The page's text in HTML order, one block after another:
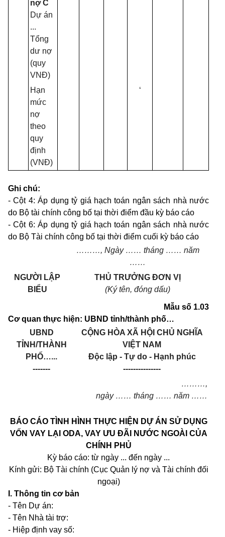
nợ C
Dự án
...
Tổng
dư nợ
(quy
VNĐ)
Hạn
mức
nợ
theo
quy
định
(VNĐ)
‘
Ghi chú:
- Cột 4: Áp dụng tỷ giá hạch toán ngân sách nhà nước
do Bộ tài chính công bố tại thời điểm đầu kỳ báo cáo
- Cột 6: Áp dụng tỷ giá hạch toán ngân sách nhà nước
do Bộ Tài chính công bố tại thời điểm cuối kỳ báo cáo
………, Ngày…… tháng…… năm
……
NGƯỜI LẬP
BIỂU
THỦ TRƯỞNG ĐƠN VỊ
(Kýtên, đóng dấu)
Mẫu số 1.03
Cơ quan thực hiện: UBND tỉnh/thành phố…
UBND
TỈNH/THÀNH
PHỐ…...
-------
CỘNG HÒA XÃ HỘI CHỦ NGHĨA
VIỆT NAM
Độc lập - Tự do - Hạnh phúc
---------------
………,
ngày …… tháng …… năm ……
BÁO CÁO TÌNH HÌNH THỰC HIỆN DỰ ÁN SỬ DỤNG
VỐN VAY LẠI ODA, VAY ƯU ĐÃI NƯỚC NGOÀI CỦA
CHÍNH PHỦ
Kỳ báo cáo: từ ngày ... đến ngày ...
Kính gửi: Bộ Tài chính (Cục Quản lý nợ và Tài chính đối
ngoại)
I. Thông tin cơ bản
- Tên Dự án:
- Tên Nhà tài trợ:
- Hiệp định vay số: